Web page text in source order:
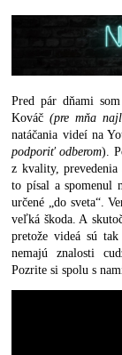
Pred pár dňami
Kováč(pre mňa
natáčania videí na
podporiť odberom).
z kvality,
to písal a spomenul
určené „do sveta“.
veľká škoda. A
pretože videá sú
nemajú znalosti
Pozrite si spolu s